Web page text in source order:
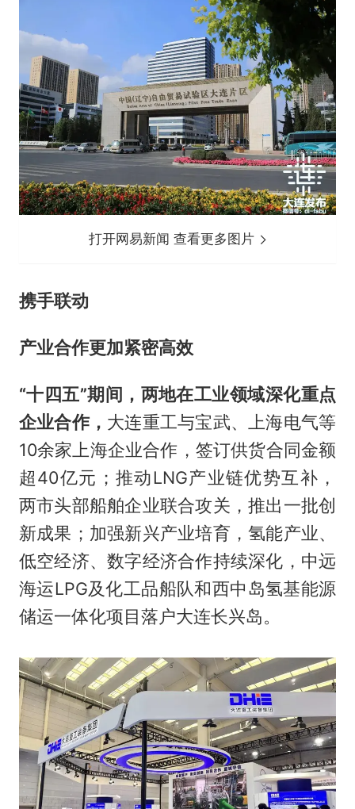
打开网易新闻 查看更多图片
携手联动
产业合作更加紧密高效
“十四五”期间，两地在工业领域深化重点
企业合作， 大连重工与宝武、上海电气等
10余家上海企业合作，签订供货合同金额
超40亿元；推动LNG产业链优势互补，
两市头部船舶企业联合攻关，推出一批创
新成果；加强新兴产业培育，氢能产业、
低空经济、数字经济合作持续深化，中远
海运LPG及化工品船队和西中岛氢基能源
储运一体化项目落户大连长兴岛。